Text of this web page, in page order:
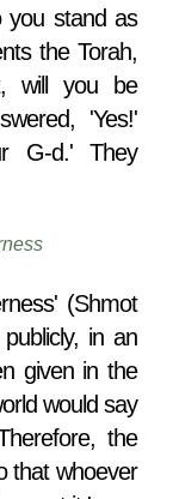
stand as
the Torah,
will you be
'Yes!'
G-d.' They
(Shmot
in an
given in the
would say
the
that whoever